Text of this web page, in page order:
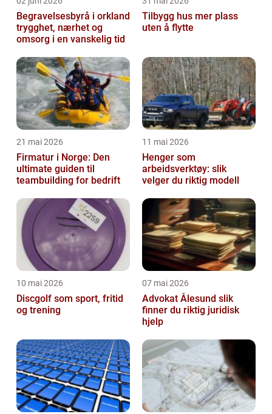
Begravelsesbyrå i orkland
trygghet, nærhet og
omsorg i en vanskelig tid
Tilbygg hus mer plass
uten å flytte
21 mai 2026
Firmatur i Norge: Den
ultimate guiden til
teambuilding for bedrift
11 mai 2026
Henger som
arbeidsverktøy: slik
velger du riktig modell
10 mai 2026
Discgolf som sport, fritid
og trening
07 mai 2026
Advokat Ålesund slik
finner du riktig juridisk
hjelp